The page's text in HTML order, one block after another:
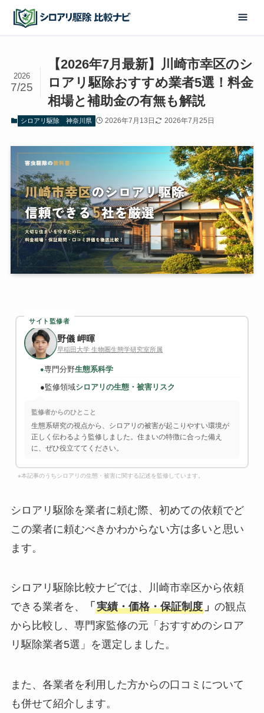
【2026年7月最新】川崎市幸区のシ
ロアリ駆除おすすめ業者5選！料金
相場と補助金の有無も解説
2026
7/25
シロアリ駆除 神奈川県 2026年7月13日 2026年7月25日
サイト監修者
野儀 岬暉
早稲田大学 生物圏生態学研究室所属
●専門分野生態系科学
●監修領域シロアリの生態・被害リスク
監修者からのひとこと
生態系研究の視点から、シロアリの被害が起こりやすい環境が
正しく伝わるよう監修しました。住まいの特徴に合った備え
に、ぜひ役立ててください。
※本記事のうちシロアリの生態・被害に関する記述を監修しています。
シロアリ駆除を業者に頼む際、初めての依頼でど
この業者に頼むべきかわからない方は多いと思い
ます。
シロアリ駆除比較ナビでは、川崎市幸区から依頼
できる業者を、
「 実績・価格・保証制度」 の観点
から比較し、専門家監修の元「おすすめのシロア
リ駆除業者5選」を選定しました。
また、各業者を利用した方からの口コミについて
も併せて紹介します。